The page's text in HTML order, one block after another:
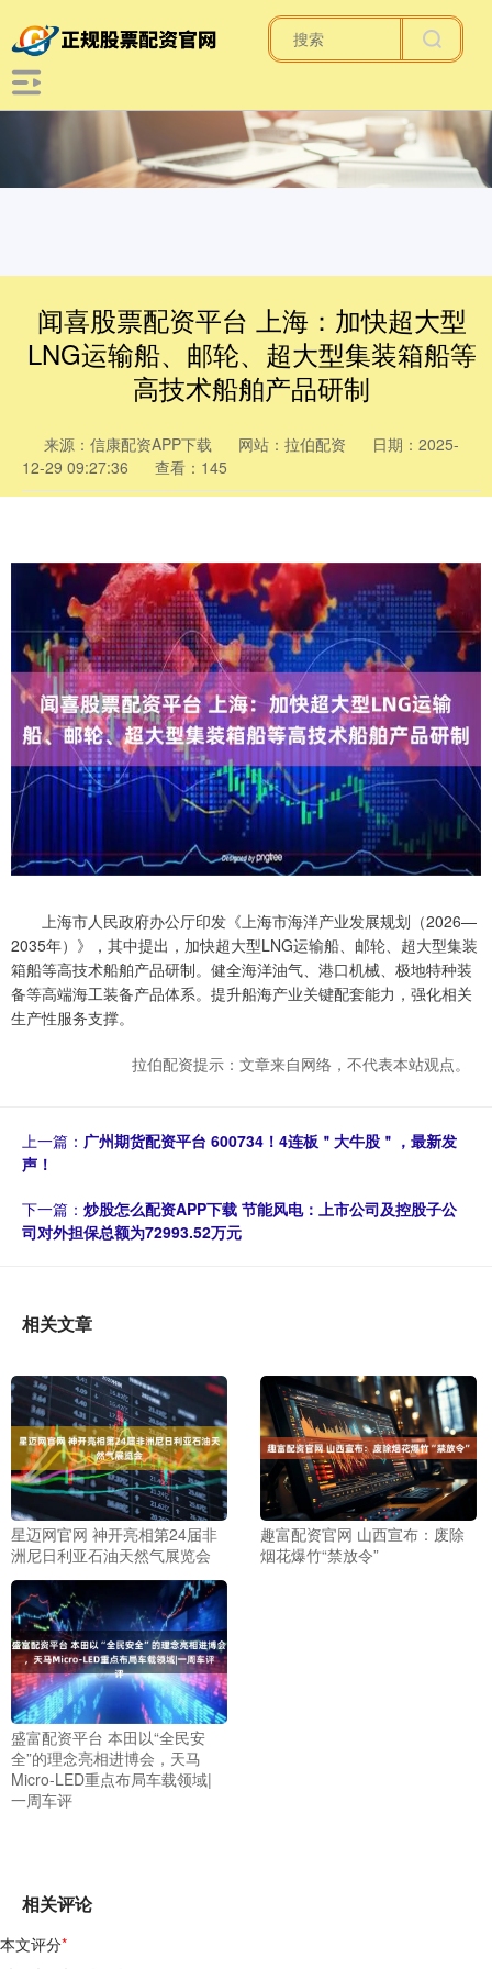
闻喜股票配资平台 上海：加快超大型
LNG运输船、邮轮、超大型集装箱船等
高技术船舶产品研制
来源：信康配资APP下载 网站：拉伯配资
日期：2025-
12-29 09:27:36
查看：145
上海市人民政府办公厅印发《上海市海洋产业发展规划（2026—
2035年）》，其中提出，加快超大型LNG运输船、邮轮、超大型集装
箱船等高技术船舶产品研制。健全海洋油气、港口机械、极地特种装
备等高端海工装备产品体系。提升船海产业关键配套能力，强化相关
生产性服务支撑。
拉伯配资提示：文章来自网络，不代表本站观点。
上一篇： 广州期货配资平台 600734！4连板＂大牛股＂，最新发
声！
下一篇： 炒股怎么配资APP下载 节能风电：上市公司及控股子公
司对外担保总额为72993.52万元
相关文章
星迈网官网 神开亮相第24届非
洲尼日利亚石油天然气展览会
趣富配资官网 山西宣布：废除
烟花爆竹“禁放令”
盛富配资平台 本田以“全民安
全”的理念亮相进博会，天马
Micro-LED重点布局车载领域|
一周车评
相关评论
本文评分*